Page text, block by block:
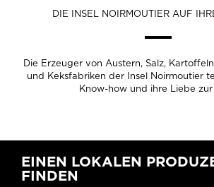
DIE INSEL NOIRMOUTIER AUF
Die Erzeuger von Austern, Salz,
und Keksfabriken der Insel Noirmoutier
Know-how und ihre Liebe zur
EINEN LOKALEN
FINDEN